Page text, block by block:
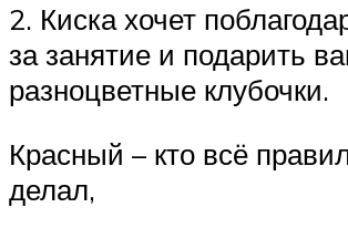
2. Киска хочет
за занятие и подарить
разноцветные клубочки.
Красный – кто всё
делал,